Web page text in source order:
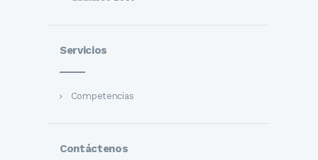
Servicios
Competencias
Contáctenos